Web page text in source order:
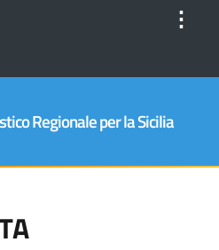
⋮
Regionale per la Sicilia